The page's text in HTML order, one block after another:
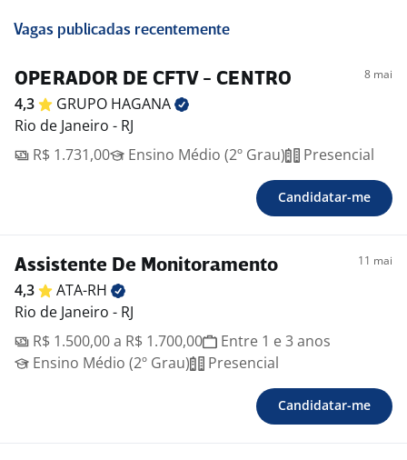
Vagas publicadas recentemente
OPERADOR DE CFTV - CENTRO 8 mai
4,3 GRUPO HAGANA
Rio de Janeiro - RJ
R$ 1.731,00
Ensino Médio (2º Grau) Presencial
Candidatar-me
Assistente De Monitoramento 11 mai
4,3
ATA-RH
Rio de Janeiro - RJ
R$ 1.500,00 a R$ 1.700,00
Entre 1 e 3 anos
Ensino Médio (2º Grau)
Presencial
Candidatar-me